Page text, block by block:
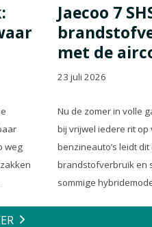
weg
onze
Jaecoo 7
met de
23 juli 2026
Nu de zomer in volle
bij vrijwel iedere rit op
benzineauto’s leidt
brandstofverbruik en
sommige